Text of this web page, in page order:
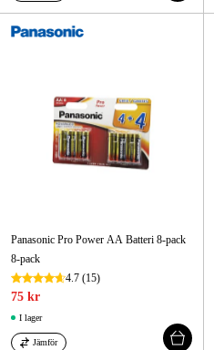
Panasonic Pro Power AA Batteri 8-pack
8-pack
4.7 (15)
75 kr
I lager
Jämför